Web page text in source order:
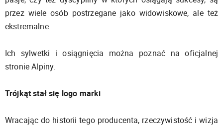
przez wiele osób postrzegane jako widowiskowe, ale też
ekstremalne.
Ich sylwetki i osiągnięcia można poznać na oficjalnej
stronie Alpiny.
Trójkąt stał się logo marki
Wracając do historii tego producenta, rzeczywistość i wizja